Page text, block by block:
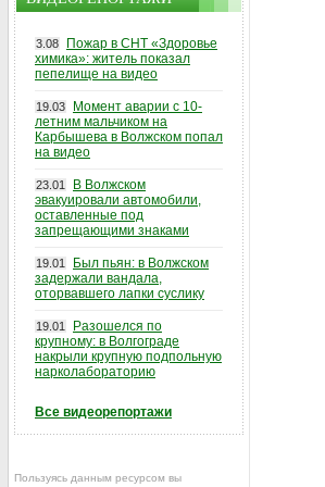
3.08
Пожар в СНТ «Здоровье
химика»: житель показал
пепелище на видео
19.03
Момент аварии с 10-
летним мальчиком на
Карбышева в Волжском попал
на видео
23.01
В Волжском
эвакуировали автомобили,
оставленные под
запрещающими знаками
19.01
Был пьян: в Волжском
задержали вандала,
оторвавшего лапки суслику
19.01
Разошелся по
крупному: в Волгограде
накрыли крупную подпольную
нарколабораторию
Все видеорепортажи
Пользуясь данным ресурсом вы